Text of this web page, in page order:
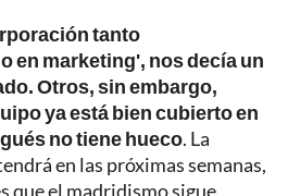
tanto
en marketing', nos decía un
Otros, sin embargo,
ya está bien cubierto en
no tiene hueco. La
en las próximas semanas,
que el madridismo sigue